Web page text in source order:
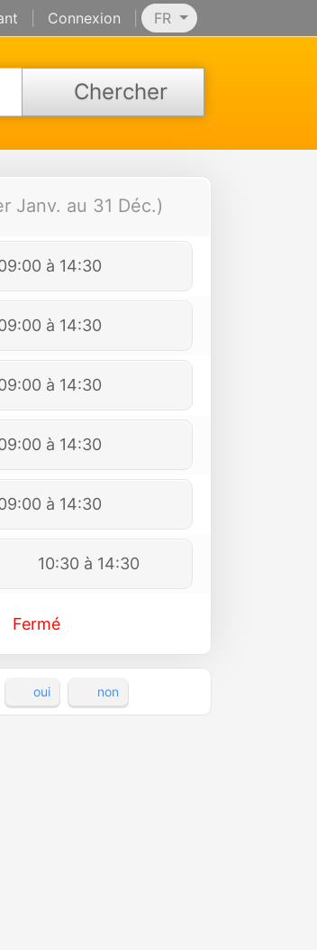
Connexion FR
Chercher
Janv. au 31 Déc.)
à 14:30
à 14:30
à 14:30
à 14:30
à 14:30
10:30 à 14:30
Fermé
oui non